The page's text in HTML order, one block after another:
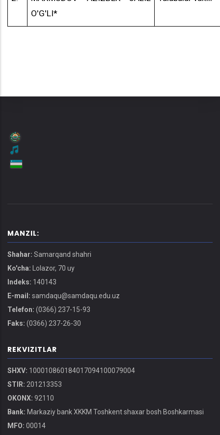
O'G'LI*
MANZIL:
Shahar: Samarqand shahri
Ko'cha: Lolazor, 70 uy
Indeks: 140143
E-mail: samdaqu@samdaqu.edu.uz
Telefon: (0366) 237-15-93
Faks: (0366) 237-26-30
REKVIZITLAR
SHXV: 100010860184017094100079004
STIR: 201213353
OKONX: 92110
Bank: Markaziy bank XKKM Toshkent shaxar bosh Boshkarmasi
MFO: 00014